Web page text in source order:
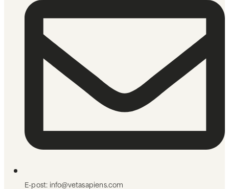
E-post: info@vetasapiens.com